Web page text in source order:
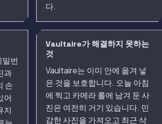
다.
밀번
과
손
어
지
Vaultaire가 해결하지 못하는
것
Vaultaire는 이미 안에 옮겨 넣
은 것을 보호합니다. 오늘 아침
에 찍고 카메라 롤에 남겨 둔 사
진은 여전히 거기 있습니다. 민
감한 사진을 가져오고 최근 삭